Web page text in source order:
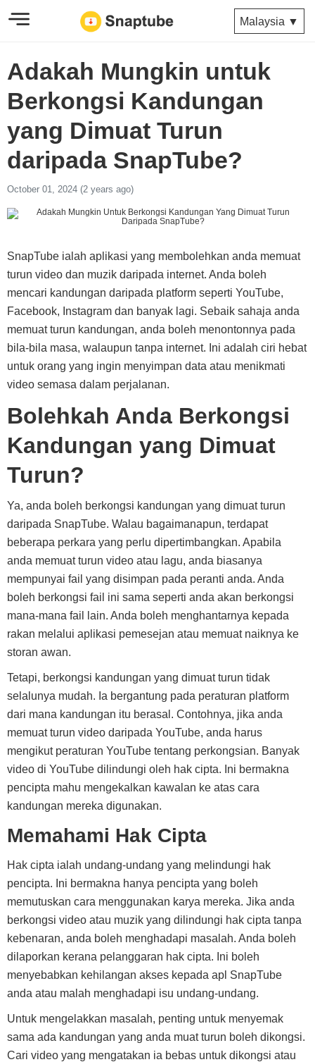
Malaysia ▼
Adakah Mungkin untuk
Berkongsi Kandungan
yang Dimuat Turun
daripada SnapTube?
October 01, 2024 (2 years ago)
SnapTube ialah aplikasi yang membolehkan anda memuat
turun video dan muzik daripada internet. Anda boleh
mencari kandungan daripada platform seperti YouTube,
Facebook, Instagram dan banyak lagi. Sebaik sahaja anda
memuat turun kandungan, anda boleh menontonnya pada
bila-bila masa, walaupun tanpa internet. Ini adalah ciri hebat
untuk orang yang ingin menyimpan data atau menikmati
video semasa dalam perjalanan.
Bolehkah Anda Berkongsi
Kandungan yang Dimuat
Turun?
Ya, anda boleh berkongsi kandungan yang dimuat turun
daripada SnapTube. Walau bagaimanapun, terdapat
beberapa perkara yang perlu dipertimbangkan. Apabila
anda memuat turun video atau lagu, anda biasanya
mempunyai fail yang disimpan pada peranti anda. Anda
boleh berkongsi fail ini sama seperti anda akan berkongsi
mana-mana fail lain. Anda boleh menghantarnya kepada
rakan melalui aplikasi pemesejan atau memuat naiknya ke
storan awan.
Tetapi, berkongsi kandungan yang dimuat turun tidak
selalunya mudah. Ia bergantung pada peraturan platform
dari mana kandungan itu berasal. Contohnya, jika anda
memuat turun video daripada YouTube, anda harus
mengikut peraturan YouTube tentang perkongsian. Banyak
video di YouTube dilindungi oleh hak cipta. Ini bermakna
pencipta mahu mengekalkan kawalan ke atas cara
kandungan mereka digunakan.
Memahami Hak Cipta
Hak cipta ialah undang-undang yang melindungi hak
pencipta. Ini bermakna hanya pencipta yang boleh
memutuskan cara menggunakan karya mereka. Jika anda
berkongsi video atau muzik yang dilindungi hak cipta tanpa
kebenaran, anda boleh menghadapi masalah. Anda boleh
dilaporkan kerana pelanggaran hak cipta. Ini boleh
menyebabkan kehilangan akses kepada apl SnapTube
anda atau malah menghadapi isu undang-undang.
Untuk mengelakkan masalah, penting untuk menyemak
sama ada kandungan yang anda muat turun boleh dikongsi.
Cari video yang mengatakan ia bebas untuk dikongsi atau